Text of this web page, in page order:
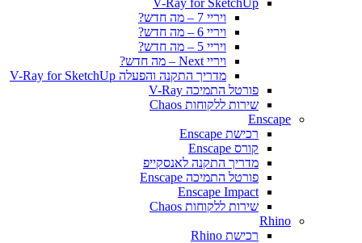
V-Ray for SketchUp
ויריי 7 – מה חדש?
ויריי 6 – מה חדש?
ויריי 5 – מה חדש?
ויריי Next – מה חדש?
מדריך התקנה והפעלה V-Ray for SketchUp
פורטל התמיכה V-Ray
שירות ללקוחות Chaos
Enscape
רכישת Enscape
קורס Enscape
מדריך התקנה לאנסקייפ
פורטל התמיכה Enscape
Enscape Impact
שירות ללקוחות Chaos
Rhino
רכישת Rhino